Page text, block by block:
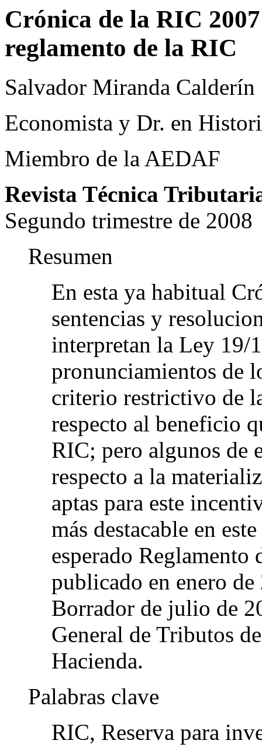
Crónica de la RIC
reglamento de la RIC
Salvador Miranda Calderín
Economista y Dr. en
Miembro de la AEDAF
Revista Técnica
Segundo trimestre de 2008
Resumen
En esta ya habitual
sentencias y
interpretan la Ley 19/
pronunciamientos de
criterio restrictivo de
respecto al beneficio
RIC; pero algunos
respecto a la
aptas para este
más destacable en
esperado
publicado en enero
Borrador de julio de
General de Tributos
Hacienda.
Palabras clave
RIC, Reserva para